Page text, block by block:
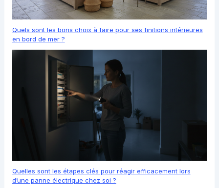
Quels sont les bons choix à faire pour ses finitions intérieures
en bord de mer ?
Quelles sont les étapes clés pour réagir efficacement lors
d’une panne électrique chez soi ?